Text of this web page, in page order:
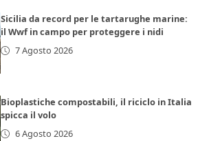
Sicilia da record per le tartarughe marine:
il Wwf in campo per proteggere i nidi
7 Agosto 2026
Bioplastiche compostabili, il riciclo in Italia
spicca il volo
6 Agosto 2026